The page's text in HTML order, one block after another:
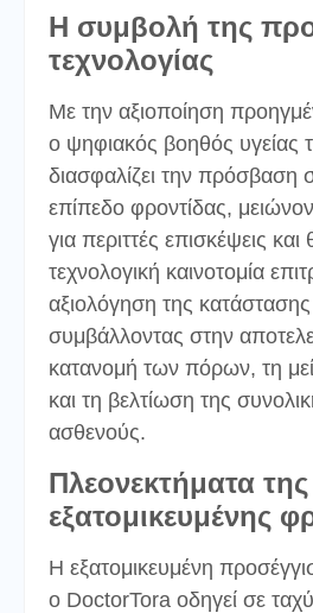
Η συμβολή της
τεχνολογίας
Με την αξιοποίηση
ο ψηφιακός βοηθός υγείας
διασφαλίζει την πρόσβαση
επίπεδο φροντίδας,
για περιττές επισκέψεις
τεχνολογική καινοτομία
αξιολόγηση της κατάστασης
συμβάλλοντας στην
κατανομή των πόρων, τη
και τη βελτίωση της
ασθενούς.
Πλεονεκτήματα
εξατομικευμένης
Η εξατομικευμένη
ο DoctorTora οδηγεί σε